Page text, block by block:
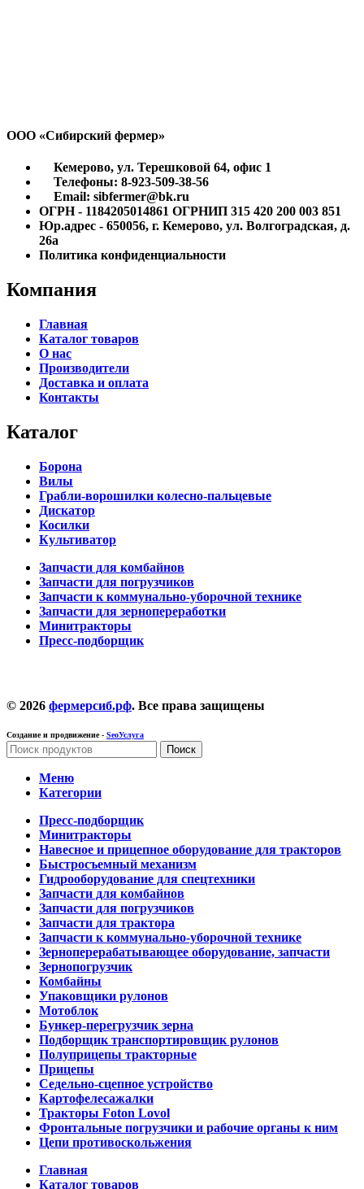
ООО «Сибирский фермер»
Кемерово, ул. Терешковой 64, офис 1
Телефоны: 8-923-509-38-56
Email: sibfermer@bk.ru
ОГРН - 1184205014861 ОГРНИП 315 420 200 003 851
Юр.адрес - 650056, г. Кемерово, ул. Волгоградская, д.
26а
Политика конфиденциальности
Компания
Главная
Каталог товаров
О нас
Производители
Доставка и оплата
Контакты
Каталог
Борона
Вилы
Грабли-ворошилки колесно-пальцевые
Дискатор
Косилки
Культиватор
Запчасти для комбайнов
Запчасти для погрузчиков
Запчасти к коммунально-уборочной технике
Запчасти для зернопереработки
Минитракторы
Пресс-подборщик
© 2026 фермерсиб.рф. Все права защищены
Создание и продвижение - SeoУслуга
Поиск
Меню
Категории
Пресс-подборщик
Минитракторы
Навесное и прицепное оборудование для тракторов
Быстросъемный механизм
Гидрооборудование для спецтехники
Запчасти для комбайнов
Запчасти для погрузчиков
Запчасти для трактора
Запчасти к коммунально-уборочной технике
Зерноперерабатывающее оборудование, запчасти
Зернопогрузчик
Комбайны
Упаковщики рулонов
Мотоблок
Бункер-перегрузчик зерна
Подборщик транспортировщик рулонов
Полуприцепы тракторные
Прицепы
Седельно-сцепное устройство
Картофелесажалки
Тракторы Foton Lovol
Фронтальные погрузчики и рабочие органы к ним
Цепи противоскольжения
Главная
Каталог товаров